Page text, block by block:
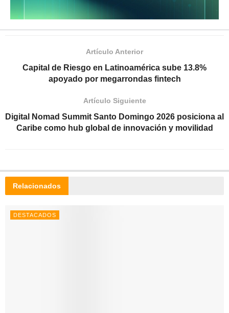
Artículo Anterior
Capital de Riesgo en Latinoamérica sube 13.8%
apoyado por megarrondas fintech
Artículo Siguiente
Digital Nomad Summit Santo Domingo 2026 posiciona al
Caribe como hub global de innovación y movilidad
Relacionados
DESTACADOS